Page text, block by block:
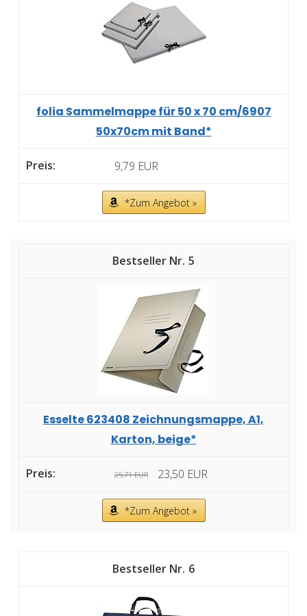
folia Sammelmappe für 50 x 70 cm/6907
50x70cm mit Band*
9,79 EUR
*Zum Angebot »
5
Esselte 623408 Zeichnungsmappe, A1,
Karton, beige*
25,71 EUR 23,50 EUR
*Zum Angebot »
6